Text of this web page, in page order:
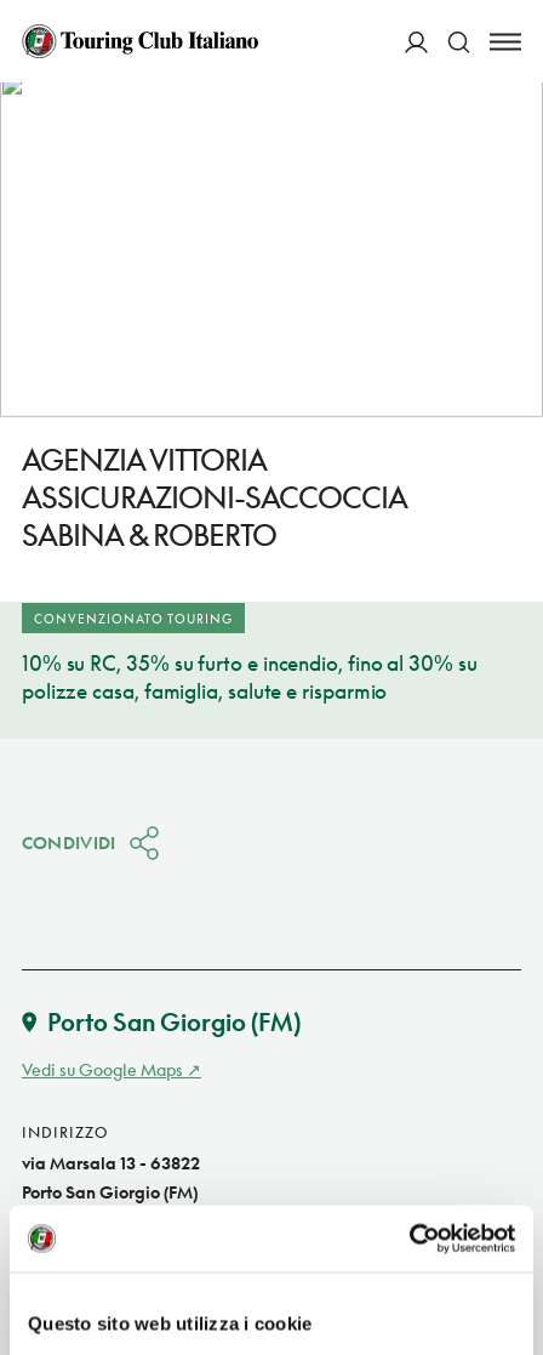
Questo sito web utilizza i cookie
HOME
AGENZIA VITTORIA ASSICURAZIONI-SACCOCCIA SABINA & ROBERTO
AGENZIA VITTORIA
ASSICURAZIONI-SACCOCCIA
SABINA & ROBERTO
CONVENZIONATO TOURING
10% su RC, 35% su furto e incendio, fino al 30% su
polizze casa, famiglia, salute e risparmio
CONDIVIDI
Porto San Giorgio(FM)
Vedi su Google Maps
INDIRIZZO
via Marsala 13 - 63822
Porto San Giorgio (FM)
Marche IT